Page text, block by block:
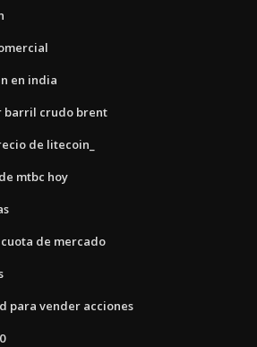
en india
barril crudo brent
de litecoin_
mtbc hoy
de mercado
para vender acciones